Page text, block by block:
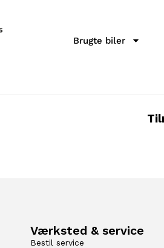
Brugte biler
Værksted & service
Bestil service